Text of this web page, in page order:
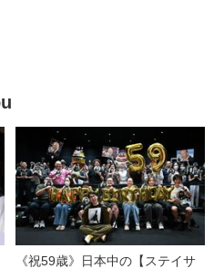
《祝59歳》日本中の【ステイサ